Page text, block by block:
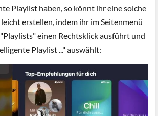
Playlist haben, so könnt ihr eine solche
erstellen, indem ihr im Seitenmenü
einen Rechtsklick ausführt und
Playlist ..." auswählt: